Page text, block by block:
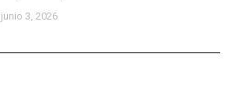
junio 3, 2026